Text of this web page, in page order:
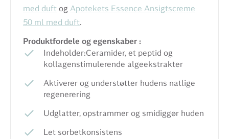
med duft og Apotekets Essence Ansigtscreme
50 ml med duft.
Produktfordele og egenskaber :
Indeholder:Ceramider, et peptid og
kollagenstimulerende algeekstrakter
Aktiverer og understøtter hudens natlige
regenerering
Udglatter, opstrammer og smidiggør huden
Let sorbetkonsistens